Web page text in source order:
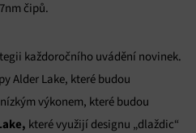
čipů.
každoročního uvádění novinek.
Alder Lake, které budou
výkonem, které budou
které využijí designu „dlaždic“